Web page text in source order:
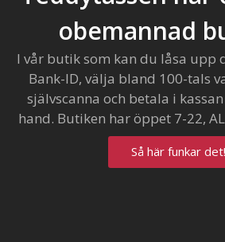
obemannad
I vår butik som kan du låsa upp
Bank-ID, välja bland 100-tals
självscanna och betala i
hand. Butiken har öppet 7-22,
Så här funkar det!